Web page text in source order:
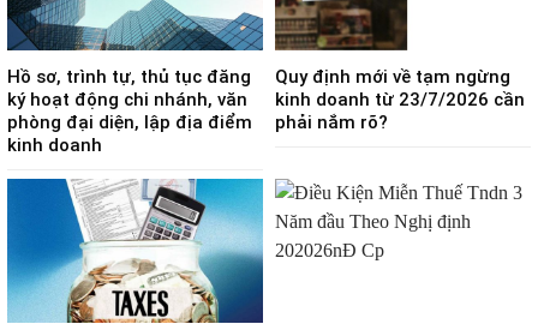
Hồ sơ, trình tự, thủ tục đăng
ký hoạt động chi nhánh, văn
phòng đại diện, lập địa điểm
kinh doanh
Quy định mới về tạm ngừng
kinh doanh từ 23/7/2026 cần
phải nắm rõ?